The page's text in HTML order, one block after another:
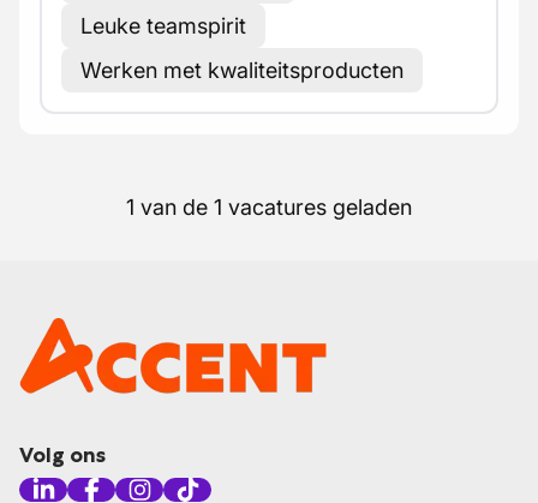
Leuke teamspirit
Werken met kwaliteitsproducten
1 van de 1 vacatures geladen
Volg ons